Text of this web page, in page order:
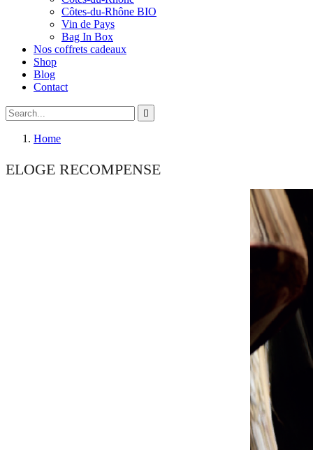
Côtes-du-Rhône BIO
Vin de Pays
Bag In Box
Nos coffrets cadeaux
Shop
Blog
Contact

Home
ELOGE RECOMPENSE